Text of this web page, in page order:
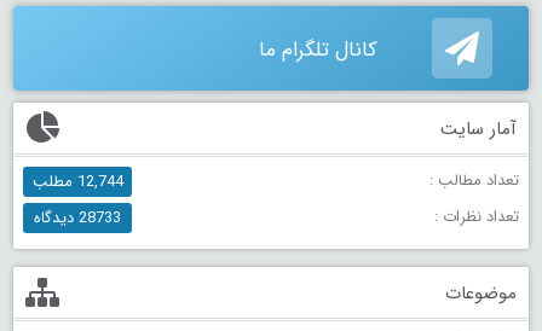
کانال تلگرام ما
آمار سایت
تعداد مطالب :
12,744 مطلب
تعداد نظرات :
28733 دیدگاه
موضوعات